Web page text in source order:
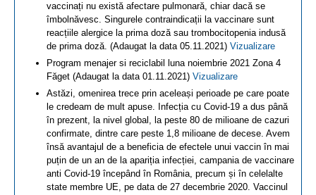
vaccinați nu există afectare pulmonară, chiar dacă se
îmbolnăvesc. Singurele contraindicații la vaccinare sunt
reacțiile alergice la prima doză sau trombocitopenia indusă
de prima doză. (Adaugat la data 05.11.2021) Vizualizare
Program menajer si reciclabil luna noiembrie 2021 Zona 4
Făget (Adaugat la data 01.11.2021) Vizualizare
Astăzi, omenirea trece prin aceleași perioade pe care poate
le credeam de mult apuse. Infecția cu Covid-19 a dus până
în prezent, la nivel global, la peste 80 de milioane de cazuri
confirmate, dintre care peste 1,8 milioane de decese. Avem
însă avantajul de a beneficia de efectele unui vaccin în mai
puțin de un an de la apariția infecției, campania de vaccinare
anti Covid-19 începând în România, precum și în celelalte
state membre UE, pe data de 27 decembrie 2020. Vaccinul